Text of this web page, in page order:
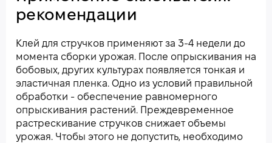
рекомендации
Клей для стручков применяют за 3-4 недели до
момента сборки урожая. После опрыскивания на
бобовых, других культурах появляется тонкая и
эластичная пленка. Одно из условий правильной
обработки - обеспечение равномерного
опрыскивания растений. Преждевременное
растрескивание стручков снижает объемы
урожая. Чтобы этого не допустить, необходимо